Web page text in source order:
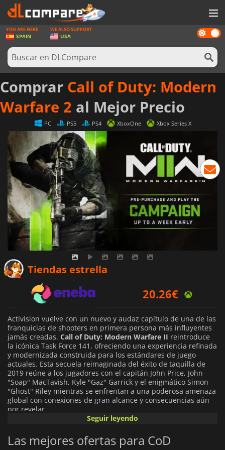
JUEGOS
TARJETAS PREPAGO
SOFTWARE
REWARDS
HARDWARE
NOTICIAS
INICIAR SESIÓN O REGISTRARSE
Dark
mode
YOU ARE HERE
SPAIN
WE ALSO SUPPORT
USA
Comprar Call of Duty: Modern
Warfare 2 al Mejor Precio
PC PS5 PS4 XboxOne Xbox Series X
Tiendas estrella
20.26€
22.39€
Activision vuelve con un nuevo y audaz capítulo de una de las
franquicias de shooters en primera persona más influyentes
jamás creadas. Call of Duty: Modern Warfare II reintroduce
la icónica Task Force 141, ofreciendo una experiencia refinada
y modernizada construida para los estándares de juego
actuales. Esta secuela reimaginada del éxito de taquilla de
2019 reúne a los jugadores con el capitán John Price, John
"Soap" MacTavish, Kyle "Gaz" Garrick y el enigmático Simon
"Ghost" Riley mientras se enfrentan a una poderosa amenaza
global con conexiones de gran alcance y consecuencias aún
por revelar.
con operaciones en Europa, Asia y América, combinando una
narración realista con acción de alta intensidad. Los
Seguir leyendo
Las mejores ofertas para CoD